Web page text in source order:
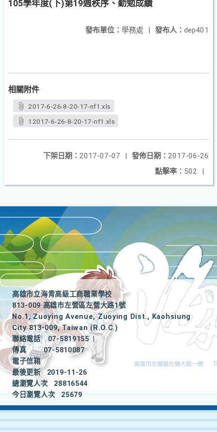
105學年度(下)第19週秩序、勤勉成績
發布人： dep401
發布單位： 學務處 |
相關附件
2017-6-26-8-20-17-nf1.xls
12017-6-26-8-20-17-nf1.xls
發佈日期： 2017-06-26
下架日期： 2017-07-07
|
點擊率： 502 |
高雄市立海青高級工商職業學校
813-009 高雄市左營區左營大路1號
No.1, Zuoying Avenue, Zuoying Dist., Kaohsiung
City 813-009, Taiwan (R.O.C.)
聯絡電話
07-5819155
|
傳真
07-5810087
電子信箱
最後更新
2019-11-26
總瀏覽人次
28816544
今日瀏覽人次
25679